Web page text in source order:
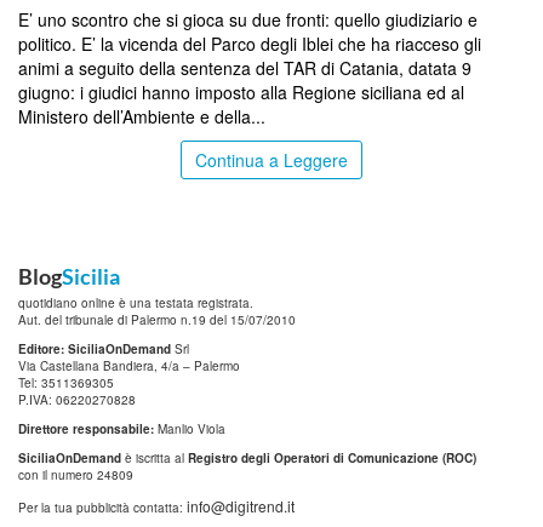
E’ uno scontro che si gioca su due fronti: quello giudiziario e
politico. E’ la vicenda del Parco degli Iblei che ha riacceso gli
animi a seguito della sentenza del TAR di Catania, datata 9
giugno: i giudici hanno imposto alla Regione siciliana ed al
Ministero dell’Ambiente e della...
Continua a Leggere
BlogSicilia
quotidiano online è una testata registrata.
Aut. del tribunale di Palermo n.19 del 15/07/2010
Editore: SiciliaOnDemand Srl
Via Castellana Bandiera, 4/a – Palermo
Tel: 3511369305
P.IVA: 06220270828
Direttore responsabile: Manlio Viola
SiciliaOnDemand è iscritta al Registro degli Operatori di Comunicazione (ROC)
con il numero 24809
Per la tua pubblicità contatta: info@digitrend.it